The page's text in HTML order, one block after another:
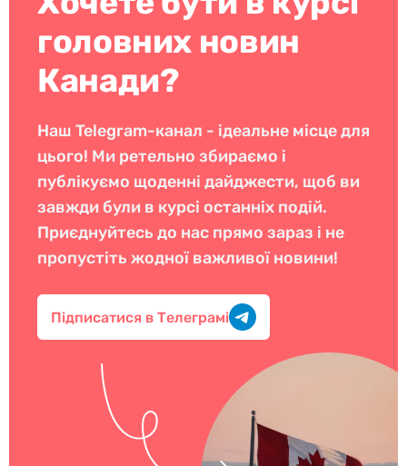
головних новин
Канади?
Наш Telegram-канал - ідеальне місце для
цього! Ми ретельно збираємо і
публікуємо щоденні дайджести, щоб ви
завжди були в курсі останніх подій.
Приєднуйтесь до нас прямо зараз і не
пропустіть жодної важливої новини!
Підписатися в Телеграмі